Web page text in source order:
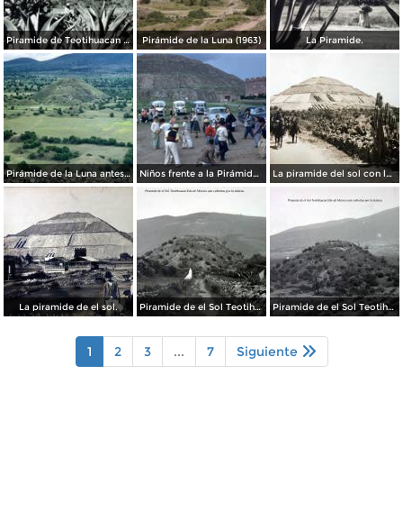
Piramide de Teotihuacan Por el fotografo Hugo Brehme. Pirámide de la Luna (1963) La Piramide.
Pirámide de la Luna antes de su restauración (1955) Niños frente a la Pirámide del Sol (circa 1953) La piramide del sol con los Federales pasando Por el fotografo Hugo Brehme.
La piramide de el sol. Piramide de el Sol Teotihuacan Edo de Mexico aun cubiertas por la maleza.. Piramide de el Sol Teotihuacan Edo de Mexico aun cubiertas por la maleza..
1 2 3 ... 7 Siguiente